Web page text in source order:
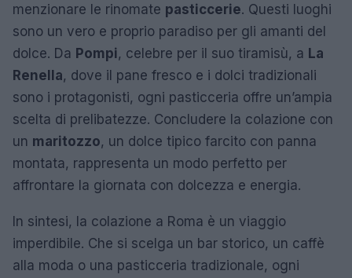
menzionare le rinomate pasticcerie. Questi luoghi
sono un vero e proprio paradiso per gli amanti del
dolce. Da Pompi, celebre per il suo tiramisù, a La
Renella, dove il pane fresco e i dolci tradizionali
sono i protagonisti, ogni pasticceria offre un’ampia
scelta di prelibatezze. Concludere la colazione con
un maritozzo, un dolce tipico farcito con panna
montata, rappresenta un modo perfetto per
affrontare la giornata con dolcezza e energia.
In sintesi, la colazione a Roma è un viaggio
imperdibile. Che si scelga un bar storico, un caffè
alla moda o una pasticceria tradizionale, ogni